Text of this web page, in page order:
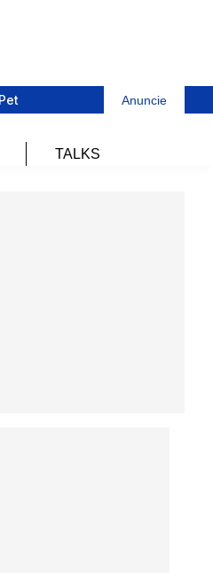
Pet Anuncie
TALKS